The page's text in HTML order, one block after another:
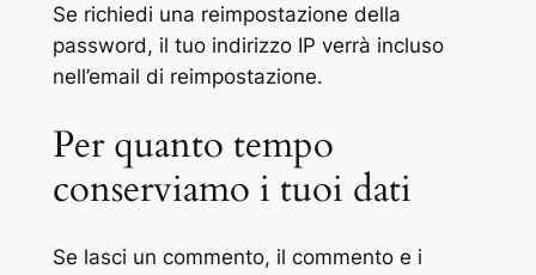
Se richiedi una reimpostazione della
password, il tuo indirizzo IP verrà incluso
nell’email di reimpostazione.
Per quanto tempo
conserviamo i tuoi dati
Se lasci un commento, il commento e i